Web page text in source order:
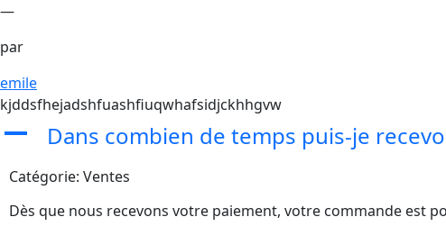
—
par
emile
kjddsfhejadshfuashfiuqwhafsidjckhhgvw
A Dans combien de temps puis-je
Catégorie: Ventes
Dès que nous recevons votre paiement, votre commande est